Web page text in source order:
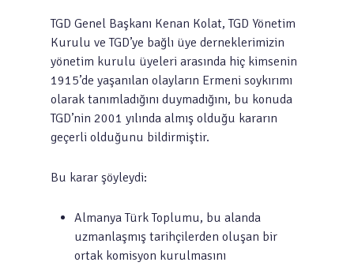
TGD Genel Başkanı Kenan Kolat, TGD Yönetim
Kurulu ve TGD’ye bağlı üye derneklerimizin
yönetim kurulu üyeleri arasında hiç kimsenin
1915’de yaşanılan olayların Ermeni soykırımı
olarak tanımladığını duymadığını, bu konuda
TGD’nin 2001 yılında almış olduğu kararın
geçerli olduğunu bildirmiştir.
Bu karar şöyleydi:
Almanya Türk Toplumu, bu alanda
uzmanlaşmış tarihçilerden oluşan bir
ortak komisyon kurulmasını